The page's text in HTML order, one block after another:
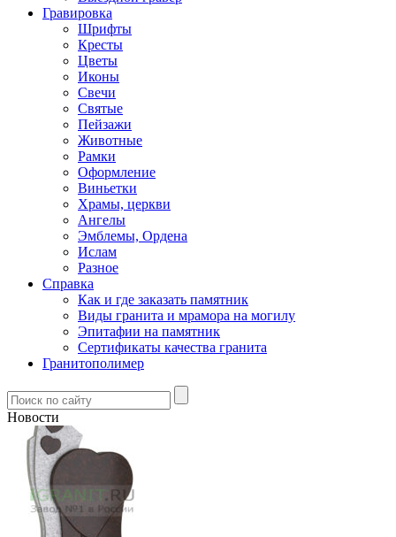
Гравировка
Шрифты
Кресты
Цветы
Иконы
Свечи
Святые
Пейзажи
Животные
Рамки
Оформление
Виньетки
Храмы, церкви
Ангелы
Эмблемы, Ордена
Ислам
Разное
Справка
Как и где заказать памятник
Виды гранита и мрамора на могилу
Эпитафии на памятник
Сертификаты качества гранита
Гранитополимер
Новости